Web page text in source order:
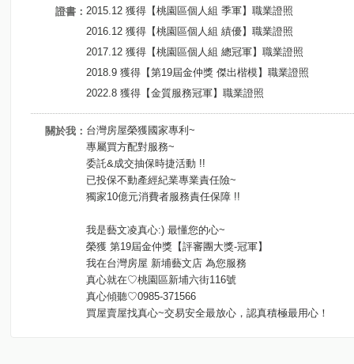
證書： 2015.12 獲得【桃園區個人組 季軍】職業證照
2016.12 獲得【桃園區個人組 績優】職業證照
2017.12 獲得【桃園區個人組 總冠軍】職業證照
2018.9 獲得【第19屆金仲獎 傑出楷模】職業證照
2022.8 獲得【金質服務冠軍】職業證照
關於我： 台灣房屋榮獲國家專利~
專屬買方配對服務~
委託&成交抽保時捷活動 !!
已投保不動產經紀業專業責任險~
獨家10億元消費者服務責任保障 !!
我是藝文凌真心:) 最懂您的心~
榮獲 第19屆金仲獎【評審團大獎-冠軍】
我在台灣房屋 新埔藝文店 為您服務
真心就在♡桃園區新埔六街116號
真心傾聽♡0985-371566
買屋賣屋找真心~交易安全最放心，認真積極最用心！